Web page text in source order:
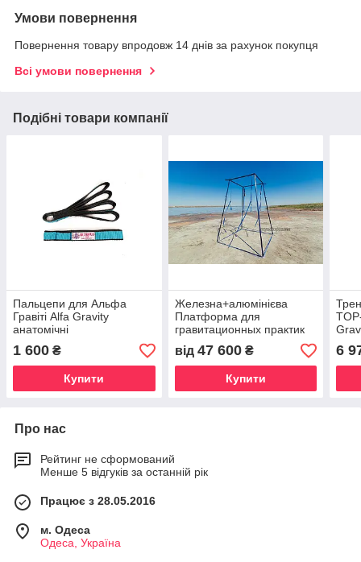
Умови повернення
Повернення товару впродовж 14 днів за рахунок покупця
Всі умови повернення
Подібні товари компанії
Пальцепи для Альфа
Гравіті Alfa Gravity
анатомічні
1 600 ₴
Купити
Железна+алюмінієва
Платформа для
гравитационных практик
Альфа Гравити Alfa
Gravity
від 47 600₴
Купити
6
Про нас
Рейтинг не сформований
Менше 5 відгуків за останній рік
Працює з 28.05.2016
м. Одеса
Одеса, Україна